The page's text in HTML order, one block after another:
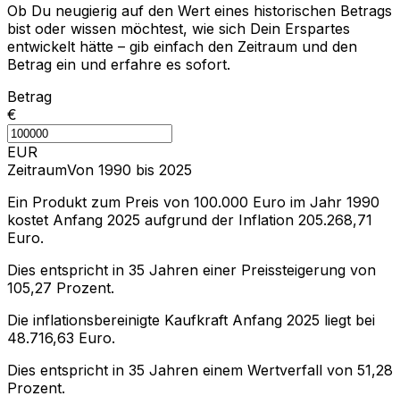
Ob Du neugierig auf den Wert eines historischen Betrags
bist oder wissen möchtest, wie sich Dein Erspartes
entwickelt hätte – gib einfach den Zeitraum und den
Betrag ein und erfahre es sofort.
Betrag
€
EUR
ZeitraumVon 1990 bis 2025
Ein Produkt zum Preis von 100.000 Euro im Jahr 1990
kostet Anfang 2025 aufgrund der Inflation 205.268,71
Euro.
Dies entspricht in 35 Jahren einer Preissteigerung von
105,27 Prozent.
Die inflationsbereinigte Kaufkraft Anfang 2025 liegt bei
48.716,63 Euro.
Dies entspricht in 35 Jahren einem Wertverfall von 51,28
Prozent.